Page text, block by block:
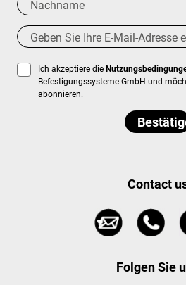
Ich akzeptiere die
Befestigungssysteme GmbH und
abonnieren.
Contact
Folgen Sie